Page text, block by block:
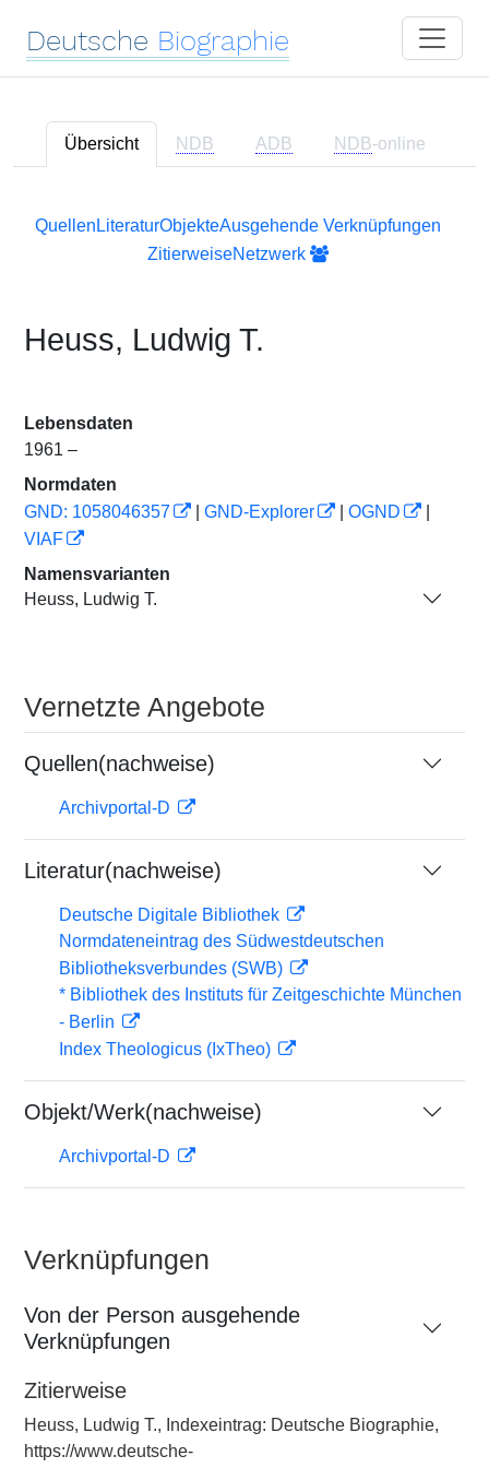
Deutsche Biographie
Übersicht NDB ADB NDB-online
Quellen LiteraturObjekteAusgehende Verknüpfungen
ZitierweiseNetzwerk
Heuss, Ludwig T.
Lebensdaten
1961 –
Normdaten
GND: 1058046357
GND-Explorer OGND
VIAF
Namensvarianten
Heuss, Ludwig T.
Vernetzte Angebote
Quellen(nachweise)
Archivportal-D
Literatur(nachweise)
Deutsche Digitale Bibliothek
Normdateneintrag des Südwestdeutschen
Bibliotheksverbundes (SWB)
* Bibliothek des Instituts für Zeitgeschichte München
- Berlin
Index Theologicus (IxTheo)
Objekt/Werk(nachweise)
Archivportal-D
Verknüpfungen
Von der Person ausgehende
Verknüpfungen
Zitierweise
Heuss, Ludwig T., Indexeintrag: Deutsche Biographie,
https://www.deutsche-